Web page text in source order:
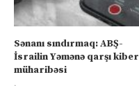
Sənanı sındırmaq: ABŞ-
İsrailin Yəmənə qarşı kiber
müharibəsi